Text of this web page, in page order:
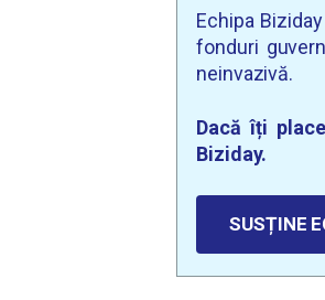
Echipa
fonduri
neinvazivă.
Dacă îți
Biziday.
SUSȚINE